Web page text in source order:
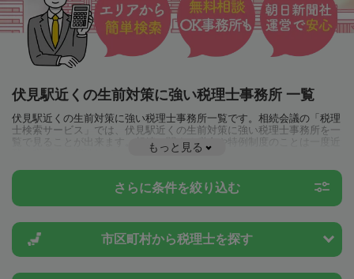
伏見駅近くの生前対策に強い税理士事務所 一覧
伏見駅近くの生前対策に強い税理士事務所一覧です。相続会議の「税理
士検索サービス」では、伏見駅近くの生前対策に強い税理士事務所を一
覧で見ることが出来ます。相続に関する税金や特例制度のことは一度近
隣の税理士に相談してみましょう。
もっと見る
さらに条件を絞り込む
市区町村から税理士を探す